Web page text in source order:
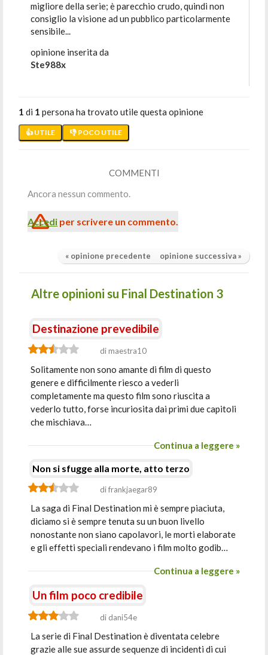
migliore della serie; è parecchio crudo, quindi non
consiglio la visione ad un pubblico particolarmente
sensibile...
opinione inserita da
Ste988x
1 di 1 persona ha trovato utile questa opinione
👍 UTILE 👎 POCO UTILE
COMMENTI
Ancora nessun commento.
Accedi per scrivere un commento.
« opinione precedente opinione successiva »
Altre opinioni su Final Destination 3
Destinazione prevedibile
di maestra10
Solitamente non sono amante di film di questo
genere e difficilmente riesco a vederli
completamente ma questo film sono riuscita a
vederlo tutto, forse incuriosita dai primi due capitoli
che mischiava…
Continua a leggere »
Non si sfugge alla morte, atto terzo
di frankjaegar89
La saga di Final Destination mi è sempre piaciuta,
diciamo si è sempre tenuta su un buon livello
nonostante non siano capolavori, le morti elaborate
e gli effetti speciali rendevano i film molto godib…
Continua a leggere »
Un film poco credibile
di dani54e
La serie di Final Destination è diventata celebre
grazie alle sue assurde sequenze di incidenti di cui